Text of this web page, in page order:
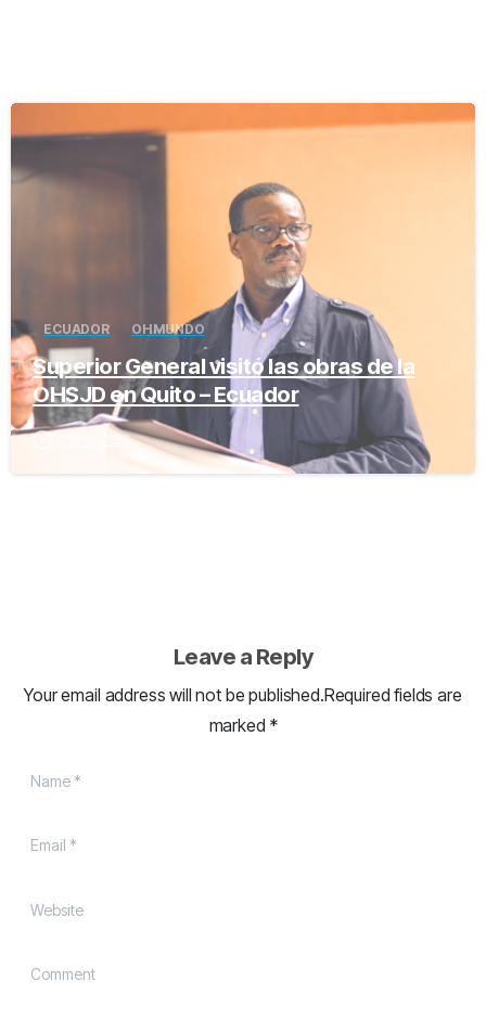
ECUADOR OH MUNDO
Superior General visitó las obras de la
OHSJD en Quito – Ecuador
4 junio, 2026
Leave a Reply
Your email address will not be published.Required fields are
marked *
Name
Email
Website
Comment